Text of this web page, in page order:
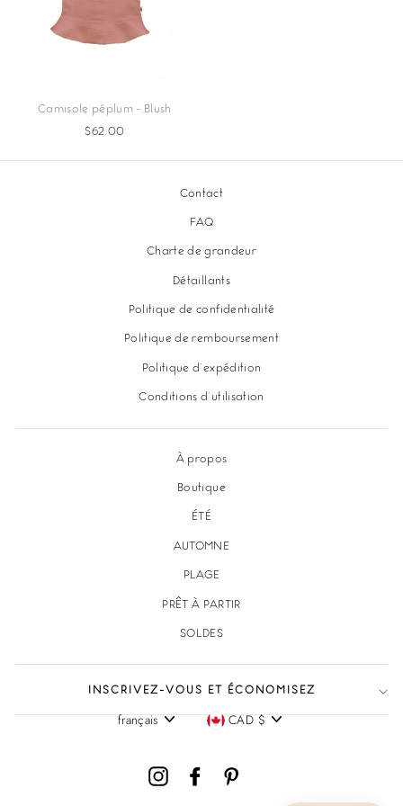
Camisole péplum - Blush
$62.00
Contact
FAQ
Charte de grandeur
Détaillants
Politique de confidentialité
Politique de remboursement
Politique d'expédition
Conditions d'utilisation
À propos
Boutique
ÉTÉ
AUTOMNE
PLAGE
PRÊT À PARTIR
SOLDES
INSCRIVEZ-VOUS ET ÉCONOMISEZ
Langue
français Devise
CAD $
InstagramFacebook